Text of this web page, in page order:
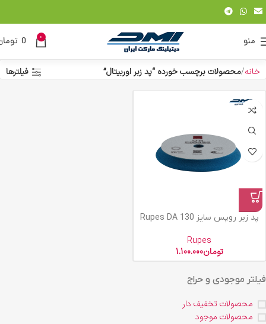
منو 0
0
فیلتر موجودی و حراج
محصولات تخفیف دار
محصولات موجود
خانه محصولات برچسب خورده “پد زبر اوربیتال” فیلترها
پد زبر روپس سایز 130 Rupes DA
Rupes
تومان1.100.000